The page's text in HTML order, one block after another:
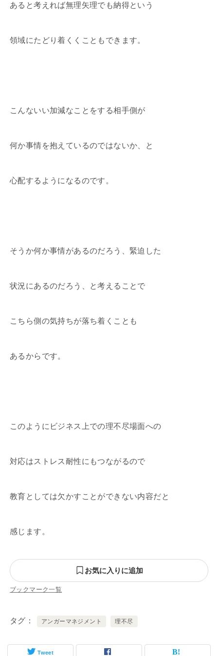
あると考えれば無理矢理でも納得という
領域にたどり着くくこともできます。
こんないい加減なことをする相手側が
何か事情を抱えているのではないか、と
心配するようになるのです。
そうか何か事情があるのだろう、緊迫した
状況にあるのだろう、と考えることで
こちら側の気持ちが落ち着くことも
あるからです。
このようにビジネス上での理不尽場面への
対応はストレス耐性にもつながるので
教育としては欠かすことができない内容だと
感じます。
お気に入りに追加
ブックマーク一覧
タグ アンガーマネジメント 理不尽
Tweet